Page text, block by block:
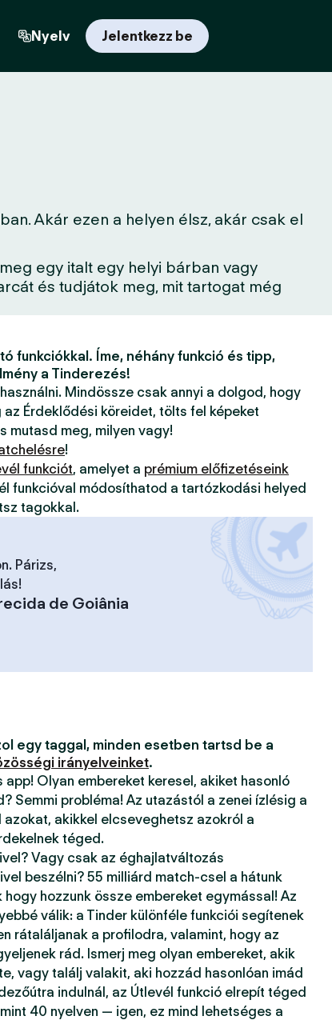
Nyelv Jelentkezz be
Akár ezen a helyen élsz, akár csak el
egy italt egy helyi bárban vagy
és tudjátok meg, mit tartogat még
funkciókkal. Íme, néhány funkció és tipp,
a Tinderezés!
Mindössze csak annyi a dolgod, hogy
az Érdeklődési köreidet, tölts fel képeket
mutasd meg, milyen vagy!
!
funkciót, amelyet a prémium előfizetéseink
funkcióval módosíthatod a tartózkodási helyed
tagokkal.
Párizs,
de Goiânia
egy taggal, minden esetben tartsd be a
irányelveinket.
Olyan embereket keresel, akiket hasonló
Semmi probléma! Az utazástól a zenei ízlésig a
akikkel elcseveghetsz azokról a
téged.
Vagy csak az éghajlatváltozás
beszélni? 55 milliárd match-csel a hátunk
hozzunk össze embereket egymással! Az
válik: a Tinder különféle funkciói segítenek
rátaláljanak a profilodra, valamint, hogy az
rád. Ismerj meg olyan embereket, akik
vagy találj valakit, aki hozzád hasonlóan imád
indulnál, az Útlevél funkció elrepít téged
40 nyelven — igen, ez mind lehetséges a